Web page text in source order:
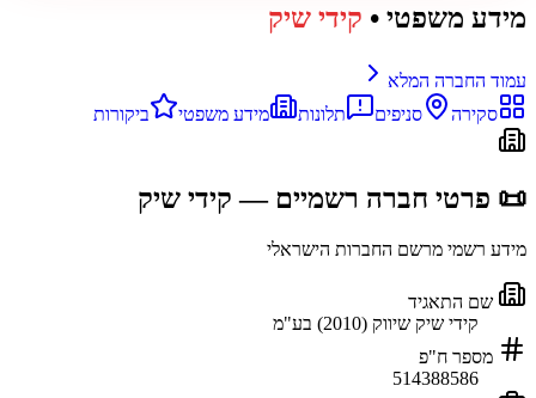
מידע משפטי • קידי שיק
עמוד החברה המלא
סקירה
סניפים תלונות מידע משפטי ביקורות
📜 פרטי חברה רשמיים — קידי שיק
מידע רשמי מרשם החברות הישראלי
שם התאגיד
קידי שיק שיווק (2010) בע"מ
מספר ח"פ
514388586